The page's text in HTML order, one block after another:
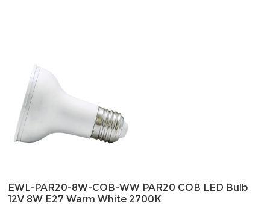
EWL-PAR20-8W-COB-WW PAR20 COB LED Bulb
12V 8W E27 Warm White 2700K